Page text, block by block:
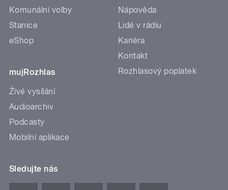
Komunální volby
Stanice
eShop
mujRozhlas
Živé vysílání
Audioarchiv
Podcasty
Mobilní aplikace
Nápověda
Lidé v rádiu
Kariéra
Kontakt
Rozhlasový poplatek
Sledujte nás